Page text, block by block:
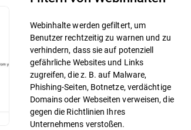
Webinhalte werden gefiltert, um
Benutzer rechtzeitig zu warnen und zu
verhindern, dass sie auf potenziell
gefährliche Websites und Links
zugreifen, die z. B. auf Malware,
Phishing-Seiten, Botnetze, verdächtige
Domains oder Webseiten verweisen, die
gegen die Richtlinien Ihres
Unternehmens verstoßen.